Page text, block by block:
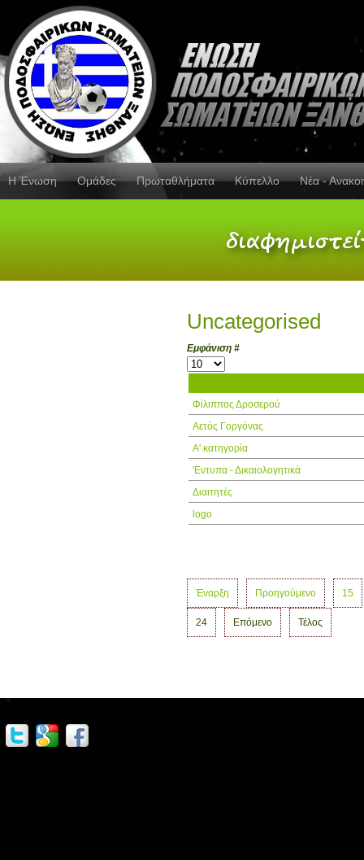
Η Ένωση Ομάδες Πρωταθλήματα Κύπελλο Νέα -
Uncategorised
Εμφάνιση #
Φίλιππος Δροσερού
Αετός Γοργόνας
Α' κατηγορία
'Εντυπα - Δικαιολογητικά
Διαιτητές
logo
Έναρξη Προηγούμενο 15
24 Επόμενο Τέλος